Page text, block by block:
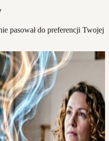
pasował do preferencji Twojej